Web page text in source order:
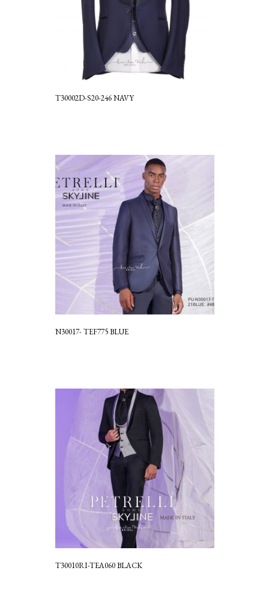
T30002D-S20-246 NAVY
N30017- TEF775 BLUE
T30010RI-TEA060 BLACK